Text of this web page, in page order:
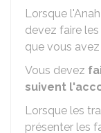
Lorsque
devez faire
que vous
Vous devez
suivent
Lorsque les
présenter les